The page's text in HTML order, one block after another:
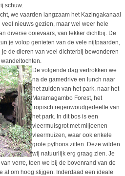
schuw.
we vaarden langzaam het Kazingakanaal
nieuws gezien, maar wel weer hele
diverse ooievaars, van lekker dichtbij. De
je volop genieten van de vele nijlpaarden,
de dieren van veel dichterbij bewonderen
De volgende dag vertrokken we
na de gamedrive en lunch naar
het zuiden van het park, naar het
Maramagambo Forest, het
tropisch regenwoudgedeelte van
het park. In dit bos is een
vleermuisgrot met miljoenen
vleermuizen, waar ook enkele
grote pythons zitten. Deze wilden
wij natuurlijk erg graag zien. Je
verre, toen we bij de bovenrand van de
al om hoog stijgen. Inderdaad een ideale